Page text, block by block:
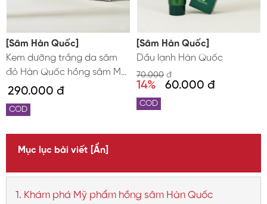
[Sâm Hàn Quốc]
Kem dưỡng trắng da sâm
đỏ Hàn Quốc hồng sâm My
Gold ngày và đêm
290.000 đ
COD
[Sâm Hàn Quốc]
Dầu lạnh Hàn Quốc
70.000 đ
14% 60.000 đ
COD
Mục lục bài viết [Ẩn]
1. Khám phá Mỹ phẩm hồng sâm Hàn Quốc